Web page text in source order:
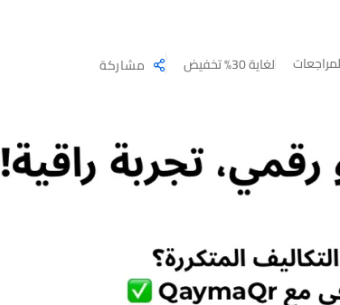
لغاية 30% تخفيض مشاركة